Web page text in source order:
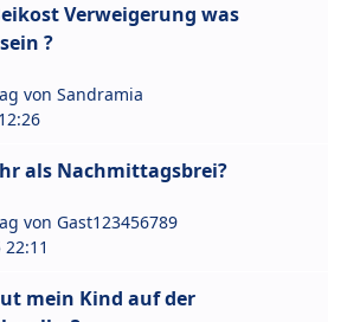
Verweigerung was
?
von Sandramia
als Nachmittagsbrei?
von Gast123456789
mein Kind auf der